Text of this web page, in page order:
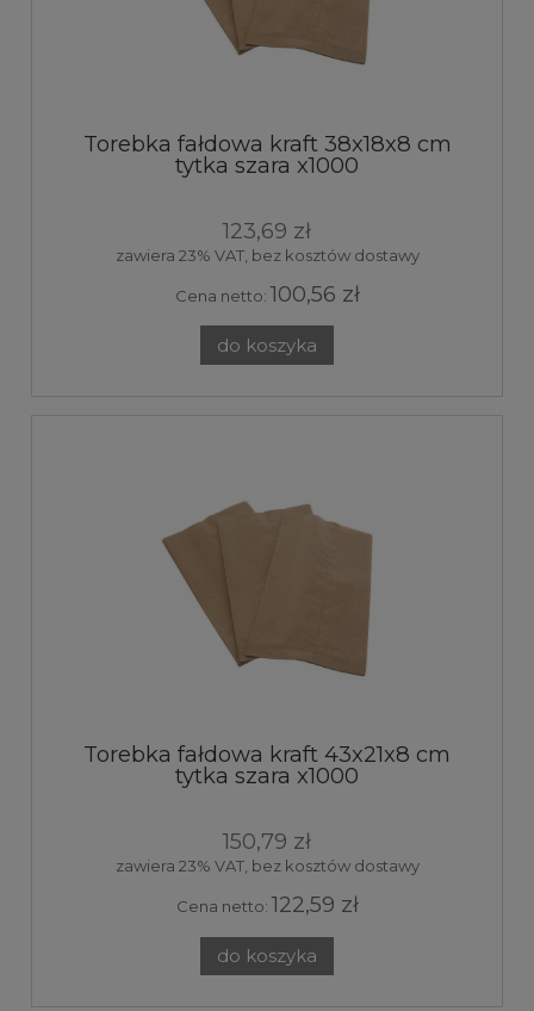
Torebka fałdowa kraft 38x18x8 cm
tytka szara x1000
123,69 zł
zawiera 23% VAT, bez kosztów dostawy
Cena netto: 100,56 zł
do koszyka
Torebka fałdowa kraft 43x21x8 cm
tytka szara x1000
150,79 zł
zawiera 23% VAT, bez kosztów dostawy
Cena netto: 122,59 zł
do koszyka